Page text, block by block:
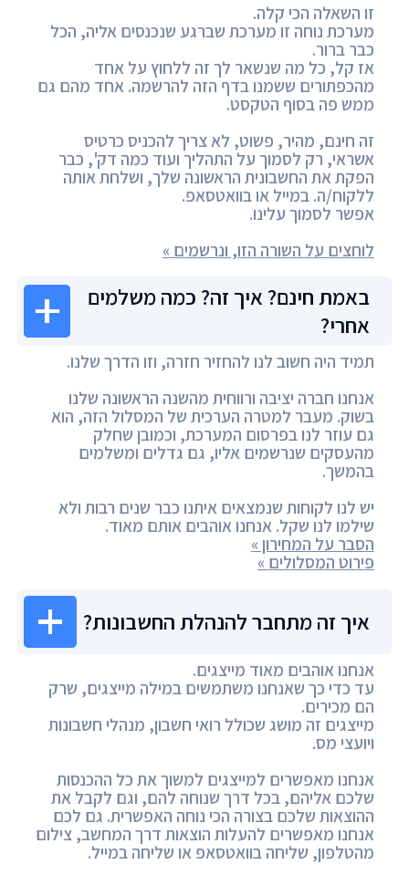
זו השאלה הכי קלה.
מערכת נוחה זו מערכת שברגע שנכנסים אליה, הכל
כבר ברור.
אז קל, כל מה שנשאר לך זה ללחוץ על אחד
מהכפתורים ששמנו בדף הזה להרשמה. אחד מהם גם
ממש פה בסוף הטקסט.
זה חינם, מהיר, פשוט, לא צריך להכניס כרטיס
אשראי, רק לסמוך על התהליך ועוד כמה דק', כבר
הפקת את החשבונית הראשונה שלך, ושלחת אותה
ללקוח/ה. במייל או בוואטסאפ.
אפשר לסמוך עלינו.
לוחצים על השורה הזו, ונרשמים »
באמת חינם? איך זה? כמה משלמים
אחרי?
תמיד היה חשוב לנו להחזיר חזרה, וזו הדרך שלנו.
אנחנו חברה יציבה ורווחית מהשנה הראשונה שלנו
בשוק. מעבר למטרה הערכית של המסלול הזה, הוא
גם עוזר לנו בפרסום המערכת, וכמובן שחלק
מהעסקים שנרשמים אליו, גם גדלים ומשלמים
בהמשך.
יש לנו לקוחות שנמצאים איתנו כבר שנים רבות ולא
שילמו לנו שקל. אנחנו אוהבים אותם מאוד.
הסבר על המחירון »
פירוט המסלולים »
איך זה מתחבר להנהלת החשבונות?
אנחנו אוהבים מאוד מייצגים.
עד כדי כך שאנחנו משתמשים במילה מייצגים, שרק
הם מכירים.
מייצגים זה מושג שכולל רואי חשבון, מנהלי חשבונות
ויועצי מס.
אנחנו מאפשרים למייצגים למשוך את כל ההכנסות
שלכם אליהם, בכל דרך שנוחה להם, וגם לקבל את
ההוצאות שלכם בצורה הכי נוחה האפשרית. גם לכם
אנחנו מאפשרים להעלות הוצאות דרך המחשב, צילום
מהטלפון, שליחה בוואטסאפ או שליחה במייל.